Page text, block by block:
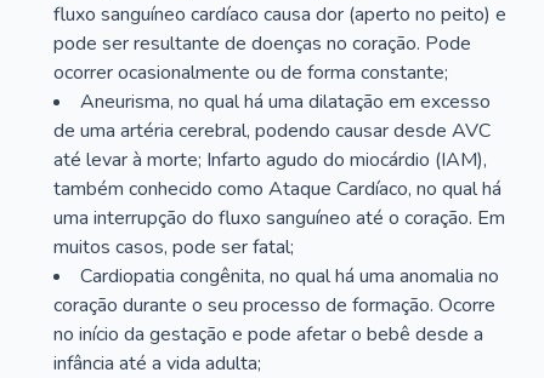
fluxo sanguíneo cardíaco causa dor (aperto no peito) e
pode ser resultante de doenças no coração. Pode
ocorrer ocasionalmente ou de forma constante;
Aneurisma, no qual há uma dilatação em excesso
de uma artéria cerebral, podendo causar desde AVC
até levar à morte; Infarto agudo do miocárdio (IAM),
também conhecido como Ataque Cardíaco, no qual há
uma interrupção do fluxo sanguíneo até o coração. Em
muitos casos, pode ser fatal;
Cardiopatia congênita, no qual há uma anomalia no
coração durante o seu processo de formação. Ocorre
no início da gestação e pode afetar o bebê desde a
infância até a vida adulta;